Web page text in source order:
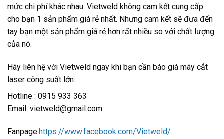
mức chi phí khác nhau. Vietweld không cam kết cung cấp
cho bạn 1 sản phẩm giá rẻ nhất. Nhưng cam kết sẽ đưa đến
tay bạn một sản phẩm giá rẻ hơn rất nhiều so với chất lượng
của nó.
Hãy liên hệ với Vietweld ngay khi bạn cần báo giá máy cắt
laser công suất lớn:
Hotline : 0915 933 363
Email: vietweld@gmail.com
Fanpage:https://www.facebook.com/Vietweld/